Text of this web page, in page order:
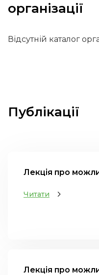
організації
Відсутній каталог
Публікації
Лекція про
Читати
Лекція про